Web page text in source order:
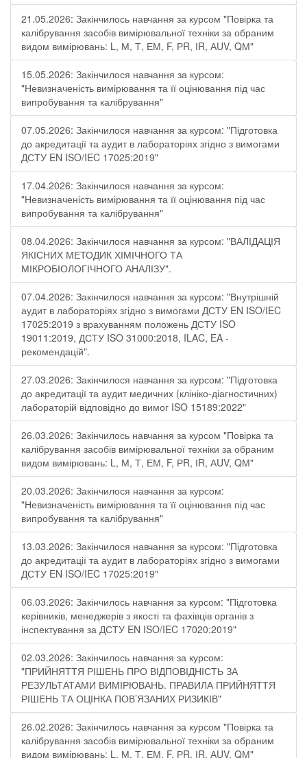
21.05.2026: Закінчилось навчання за курсом "Повірка та
калібрування засобів вимірювальної техніки за обраним
видом вимірювань: L, М, Т, ЕМ, F, РR, ІR, АUV, QМ"
15.05.2026: Закінчилося навчання за курсом:
"Невизначеність вимірювання та її оцінювання під час
випробування та калібрування"
07.05.2026: Закінчилося навчання за курсом: "Підготовка
до акредитації та аудит в лабораторіях згідно з вимогами
ДСТУ EN ISO/IEC 17025:2019"
17.04.2026: Закінчилося навчання за курсом:
"Невизначеність вимірювання та її оцінювання під час
випробування та калібрування"
08.04.2026: Закінчилося навчання за курсом: "ВАЛІДАЦІЯ
ЯКІСНИХ МЕТОДИК ХІМІЧНОГО ТА
МІКРОБІОЛОГІЧНОГО АНАЛІЗУ".
07.04.2026: Закінчилося навчання за курсом: "Внутрішній
аудит в лабораторіях згідно з вимогами ДСТУ EN ISO/IEC
17025:2019 з врахуванням положень ДСТУ ISO
19011:2019, ДСТУ ISO 31000:2018, ILAC, EA -
рекомендацій".
27.03.2026: Закінчилося навчання за курсом: "Підготовка
до акредитації та аудит медичних (клініко-діагностичних)
лабораторій відповідно до вимог ISO 15189:2022"
26.03.2026: Закінчилось навчання за курсом "Повірка та
калібрування засобів вимірювальної техніки за обраним
видом вимірювань: L, М, Т, ЕМ, F, РR, ІR, АUV, QМ"
20.03.2026: Закінчилося навчання за курсом:
"Невизначеність вимірювання та її оцінювання під час
випробування та калібрування"
13.03.2026: Закінчилося навчання за курсом: "Підготовка
до акредитації та аудит в лабораторіях згідно з вимогами
ДСТУ EN ISO/IEC 17025:2019"
06.03.2026: Закінчилось навчання за курсом: "Підготовка
керівників, менеджерів з якості та фахівців органів з
інспектування за ДСТУ EN ISO/IEC 17020:2019"
02.03.2026: Закінчилось навчання за курсом:
"ПРИЙНЯТТЯ РІШЕНЬ ПРО ВІДПОВІДНІСТЬ ЗА
РЕЗУЛЬТАТАМИ ВИМІРЮВАНЬ. ПРАВИЛА ПРИЙНЯТТЯ
РІШЕНЬ ТА ОЦІНКА ПОВ’ЯЗАНИХ РИЗИКІВ"
26.02.2026: Закінчилось навчання за курсом "Повірка та
калібрування засобів вимірювальної техніки за обраним
видом вимірювань: L, М, Т, ЕМ, F, РR, ІR, АUV, QМ"